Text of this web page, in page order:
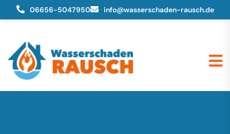
06656-5047950 info@wasserschaden-rausch.de